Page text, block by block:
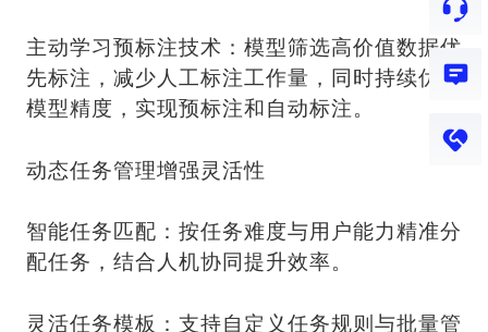
主动学习预标注技术：模型筛选高价值数据优
先标注，减少人工标注工作量，同时持续优化
模型精度，实现预标注和自动标注。
动态任务管理增强灵活性
智能任务匹配：按任务难度与用户能力精准分
配任务，结合人机协同提升效率。
灵活任务模板：支持自定义任务规则与批量管